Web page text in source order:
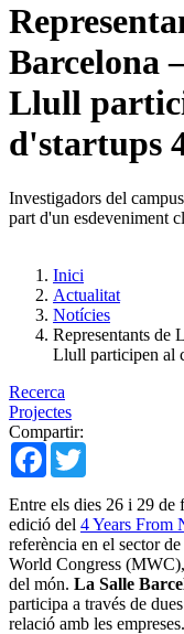
Barcelona
Llull
d'startups
Investigadors del
part d'un esdeveniment
Inici
Actualitat
Notícies
Representants de
Llull participen al
Recerca
Projectes
Compartir:
Facebook
Entre els dies 26 i 29 de
edició del 4 Years
referència en el sector
World Congress
del món. La Salle
participa a través de
relació amb les empreses.